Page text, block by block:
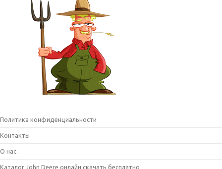
Политика конфиденциальности
Контакты
О нас
Каталог John Deere онлайн скачать бесплатно